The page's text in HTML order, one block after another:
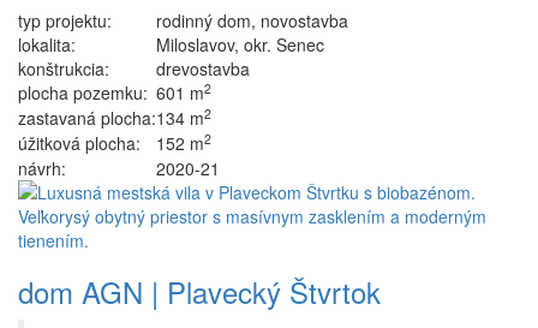
typ projektu:
rodinný dom, novostavba
lokalita:
Miloslavov, okr. Senec
konštrukcia:
drevostavba
plocha pozemku: 601 m2
zastavaná plocha:134 m2
úžitková plocha: 152 m2
návrh: 2020-21
dom AGN | Plavecký Štvrtok